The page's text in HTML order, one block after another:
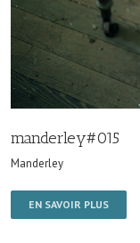
manderley#015
Manderley
EN SAVOIR PLUS